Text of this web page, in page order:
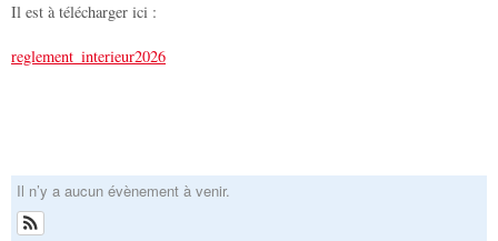
Il est à télécharger ici :
reglement_interieur2026
Il n’y a aucun évènement à venir.